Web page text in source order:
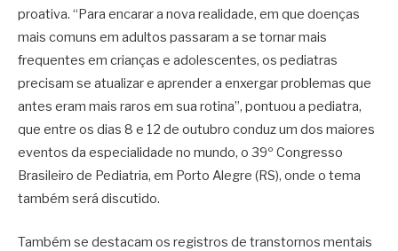
proativa. “Para encarar a nova realidade, em que doenças
mais comuns em adultos passaram a se tornar mais
frequentes em crianças e adolescentes, os pediatras
precisam se atualizar e aprender a enxergar problemas que
antes eram mais raros em sua rotina”, pontuou a pediatra,
que entre os dias 8 e 12 de outubro conduz um dos maiores
eventos da especialidade no mundo, o 39º Congresso
Brasileiro de Pediatria, em Porto Alegre (RS), onde o tema
também será discutido.
Também se destacam os registros de transtornos mentais